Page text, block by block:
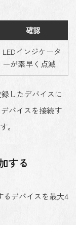
確認
LEDインジケータ
ーが素早く点滅
したデバイスに
バイスを接続す
。
する
るデバイスを最大4